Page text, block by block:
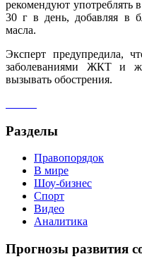
рекомендуют употреблять
30 г в день, добавляя в
масла.
Эксперт предупредила,
заболеваниями ЖКТ и
вызывать обострения.
Разделы
Правопорядок
В мире
Шоу-бизнес
Спорт
Видео
Аналитика
Прогнозы развития